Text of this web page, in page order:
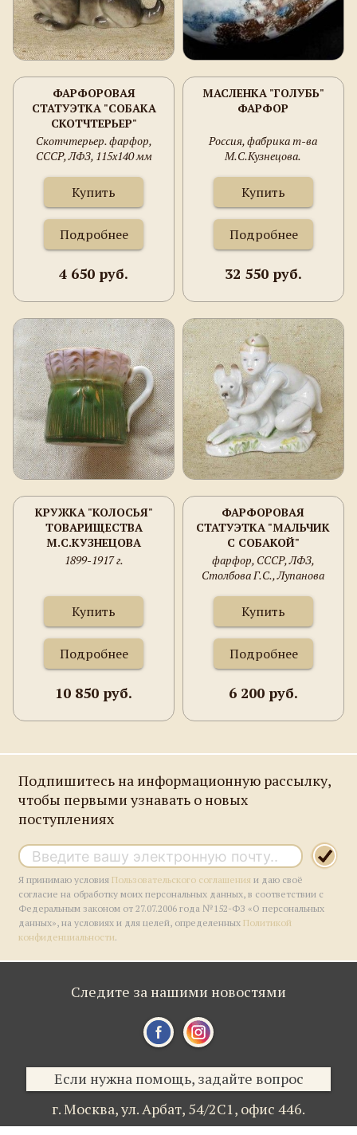
ФАРФОРОВАЯ
СТАТУЭТКА "СОБАКА
СКОТЧТЕРЬЕР"
Скотчтерьер. фарфор,
СССР, ЛФЗ, 115х140 мм
Купить
Подробнее
4 650 руб.
МАСЛЕНКА "ГОЛУБЬ"
ФАРФОР
Россия, фабрика т-ва
М.С.Кузнецова.
Купить
Подробнее
32 550 руб.
КРУЖКА "КОЛОСЬЯ"
ТОВАРИЩЕСТВА
М.С.КУЗНЕЦОВА
1899-1917 г.
Купить
Подробнее
10 850 руб.
ФАРФОРОВАЯ
СТАТУЭТКА "МАЛЬЧИК
С СОБАКОЙ"
фарфор, СССР, ЛФЗ,
Столбова Г.С., Лупанова
Купить
Подробнее
6 200 руб.
Подпишитесь на информационную рассылку,
чтобы первыми узнавать о новых
поступлениях
Я принимаю условияПользовательского соглашения и даю своё
согласие на обработку моих персональных данных, в соответствии с
Федеральным законом от 27.07.2006 года №152-ФЗ «О персональных
данных», на условиях и для целей, определенныхПолитикой
конфиденциальности.
Следите за нашими новостями
Если нужна помощь, задайте вопрос
г. Москва,ул. Арбат, 54/2С1, офис 446.